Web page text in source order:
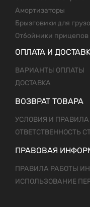
Амортизаторы
Брызговики для
Отбойники прицепов
ОПЛАТА И
ВАРИАНТЫ ОПЛАТЫ
ДОСТАВКА
ВОЗВРАТ ТОВАРА
УСЛОВИЯ И ПРАВИЛА
ОТВЕТСТВЕННОСТЬ
ПРАВОВАЯ
ПРАВИЛА РАБОТЫ
ИСПОЛЬЗОВАНИЕ